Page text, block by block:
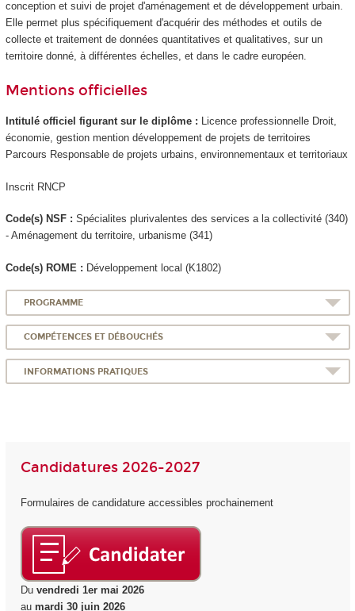
conception et suivi de projet d'aménagement et de développement urbain.
Elle permet plus spécifiquement d'acquérir des méthodes et outils de
collecte et traitement de données quantitatives et qualitatives, sur un
territoire donné, à différentes échelles, et dans le cadre européen.
Mentions officielles
Intitulé officiel figurant sur le diplôme : Licence professionnelle Droit,
économie, gestion mention développement de projets de territoires
Parcours Responsable de projets urbains, environnementaux et territoriaux
Inscrit RNCP
Code(s) NSF : Spécialites plurivalentes des services a la collectivité (340)
- Aménagement du territoire, urbanisme (341)
Code(s) ROME : Développement local (K1802)
PROGRAMME
COMPÉTENCES ET DÉBOUCHÉS
INFORMATIONS PRATIQUES
Candidatures 2026-2027
Formulaires de candidature accessibles prochainement
Du vendredi 1er mai 2026
au mardi 30 juin 2026